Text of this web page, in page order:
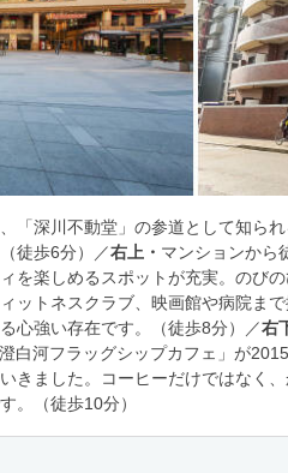
「深川不動堂」の参道として知ら
徒歩6分）／右上・ マンションから
を楽しめるスポットが充実。のび
ットネスクラブ、映画館や病院ま
心強い存在です。（徒歩8分）／右
白河フラッグシップカフェ」が
きました。コーヒーだけではなく
。（徒歩10分）